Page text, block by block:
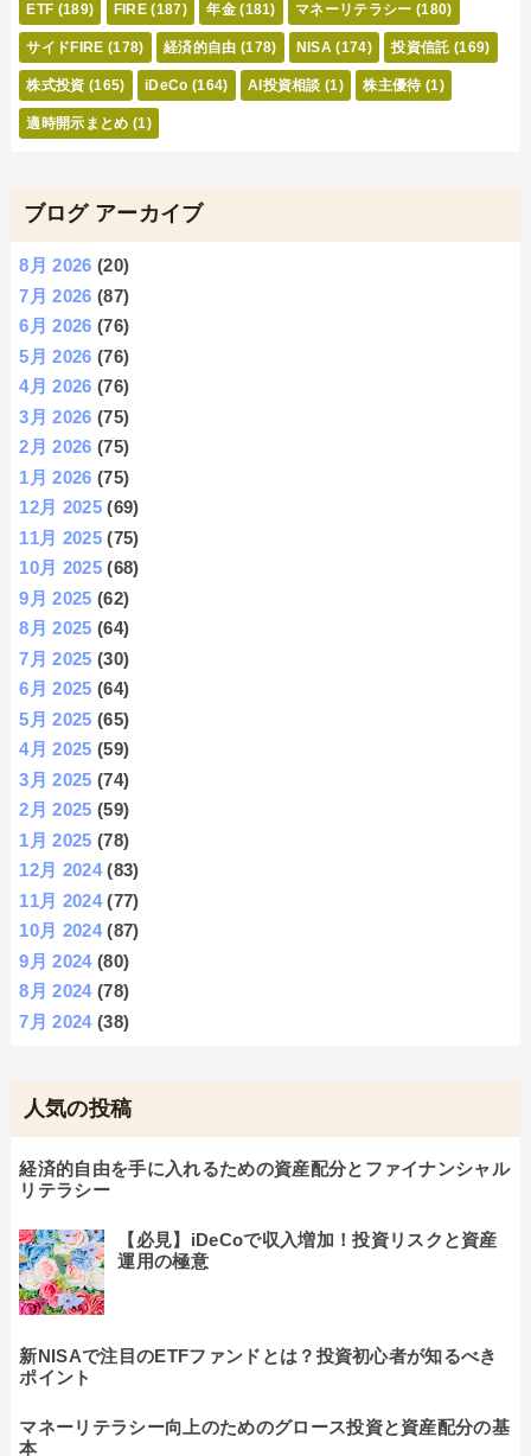
ETF (189) FIRE (187) 年金 (181) マネーリテラシー (180)
サイドFIRE (178) 経済的自由 (178) NISA (174) 投資信託 (169)
株式投資 (165) iDeCo (164) AI投資相談 (1) 株主優待 (1)
適時開示まとめ (1)
ブログ アーカイブ
8月 2026 (20)
7月 2026 (87)
6月 2026 (76)
5月 2026 (76)
4月 2026 (76)
3月 2026 (75)
2月 2026 (75)
1月 2026 (75)
12月 2025 (69)
11月 2025 (75)
10月 2025 (68)
9月 2025 (62)
8月 2025 (64)
7月 2025 (30)
6月 2025 (64)
5月 2025 (65)
4月 2025 (59)
3月 2025 (74)
2月 2025 (59)
1月 2025 (78)
12月 2024(83)
11月 2024(77)
10月 2024(87)
9月 2024(80)
8月 2024(78)
7月 2024(38)
人気の投稿
経済的自由を手に入れるための資産配分とファイナンシャル
リテラシー
【必見】iDeCoで収入増加！投資リスクと資産
運用の極意
新NISAで注目のETFファンドとは？投資初心者が知るべき
ポイント
マネーリテラシー向上のためのグロース投資と資産配分の基
本